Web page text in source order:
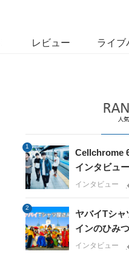
レビュー ライブ
1
Cellchrome
インタビュー
インタビュー
2
ヤバイTシ
インのひみ
インタビュー